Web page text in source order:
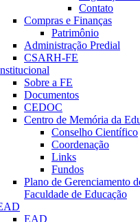
Contato
Compras e Finanças
Patrimônio
Administração Predial
CSARH-FE
Sobre a FE
Documentos
CEDOC
Centro de Memória da
Conselho Científico
Coordenação
Links
Fundos
Plano de Gerenciamento
Faculdade de Educação
EAD